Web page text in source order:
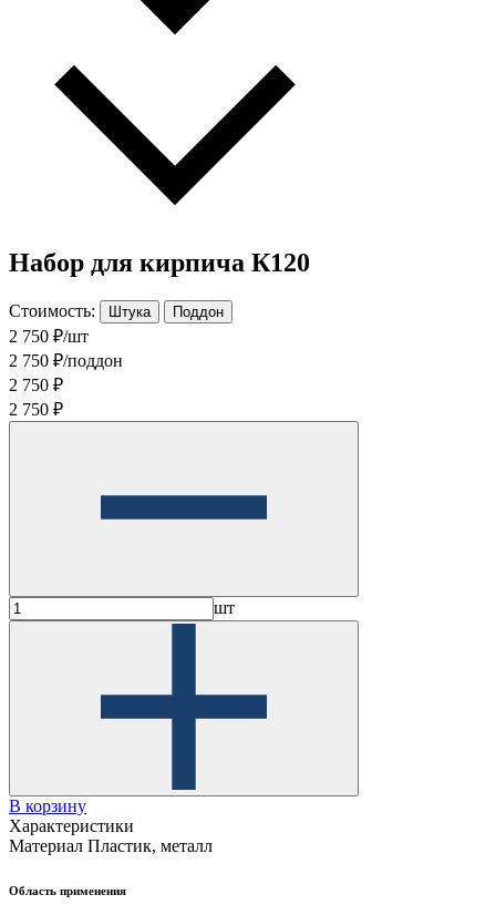
Набор для кирпича К120
Стоимость: Штука Поддон
2 750 ₽/шт
2 750 ₽/поддон
2 750 ₽
2 750 ₽
шт
В корзину
Характеристики
Материал Пластик, металл
Область применения